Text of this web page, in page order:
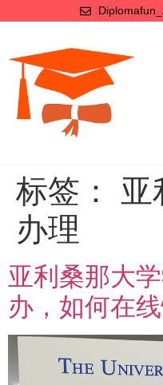
标签： 亚
办理
亚利桑那大
办，如何在